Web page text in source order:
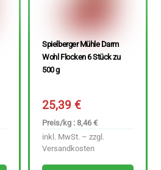
Spielberger Mühle Darm
Wohl Flocken 6 Stück zu
500 g
25,39€
Preis/kg : 8,46 €
inkl. MwSt. – zzgl.
Versandkosten